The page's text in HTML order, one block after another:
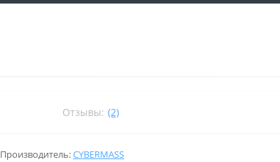
Отзывы: (2)
Производитель:CYBERMASS